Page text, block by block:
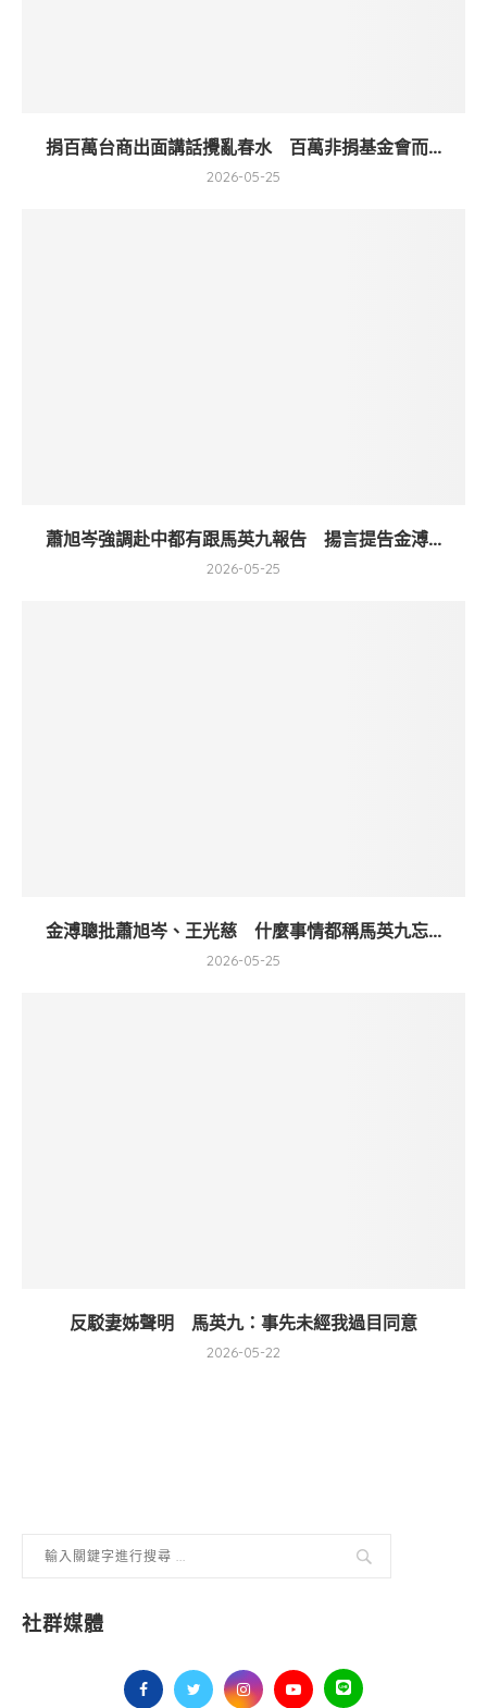
捐百萬台商出面講話攪亂春水 百萬非捐基金會而...
2026-05-25
蕭旭岑強調赴中都有跟馬英九報告 揚言提告金溥...
2026-05-25
金溥聰批蕭旭岑、王光慈 什麼事情都稱馬英九忘...
2026-05-25
反駁妻姊聲明 馬英九：事先未經我過目同意
2026-05-22
社群媒體